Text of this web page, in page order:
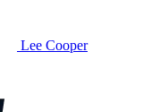
Lee Cooper